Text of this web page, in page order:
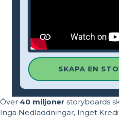
SKAPA EN
Över 40 miljoner storyboards
Inga Nedladdningar, Inget